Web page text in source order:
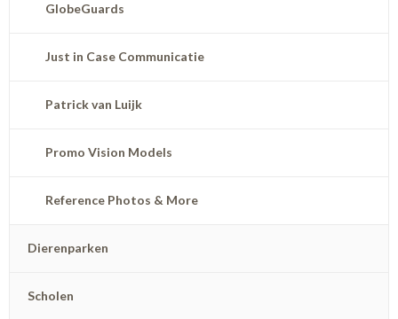
GlobeGuards
Just in Case Communicatie
Patrick van Luijk
Promo Vision Models
Reference Photos & More
Dierenparken
Scholen